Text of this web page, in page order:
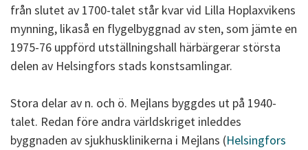
från slutet av 1700-talet står kvar vid Lilla Hoplaxvikens
mynning, likaså en flygelbyggnad av sten, som jämte en
1975-76 uppförd utställningshall härbärgerar största
delen av Helsingfors stads konstsamlingar.
Stora delar av n. och ö. Mejlans byggdes ut på 1940-
talet. Redan före andra världskriget inleddes
byggnaden av sjukhusklinikerna i Mejlans (Helsingfors